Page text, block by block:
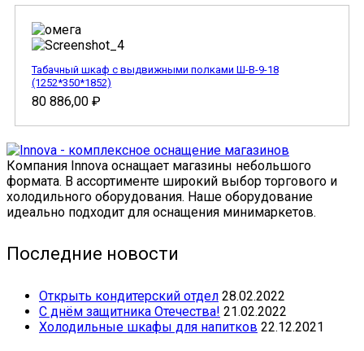
Табачный шкаф с выдвижными полками Ш-В-9-18
(1252*350*1852)
80 886,00 ₽
Компания Innova оснащает магазины небольшого
формата. В ассортименте широкий выбор торгового и
холодильного оборудования. Наше оборудование
идеально подходит для оснащения минимаркетов.
Последние новости
Открыть кондитерский отдел 28.02.2022
С днём защитника Отечества! 21.02.2022
Холодильные шкафы для напитков 22.12.2021